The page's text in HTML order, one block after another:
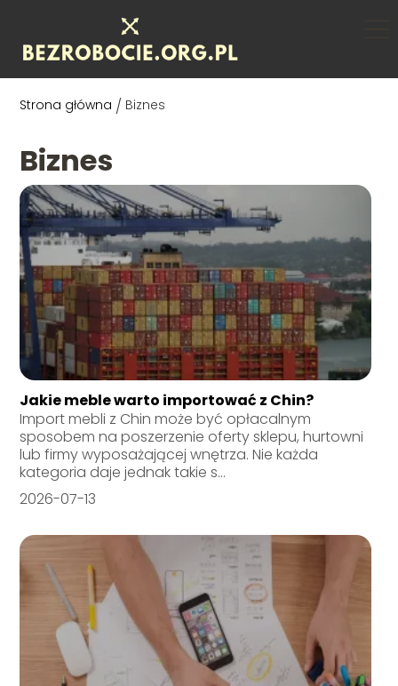
Strona główna / Biznes
Biznes
Jakie meble warto importować z Chin?
Import mebli z Chin może być opłacalnym
sposobem na poszerzenie oferty sklepu, hurtowni
lub firmy wyposażającej wnętrza. Nie każda
kategoria daje jednak takie s...
2026-07-13